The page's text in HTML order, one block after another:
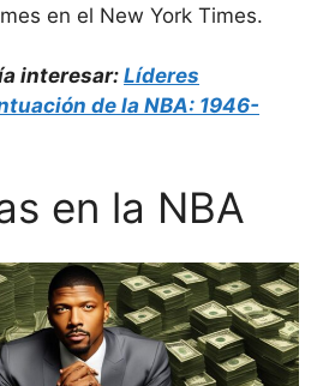
en el New York Times.
interesar: Líderes
de la NBA: 1946-
en la NBA